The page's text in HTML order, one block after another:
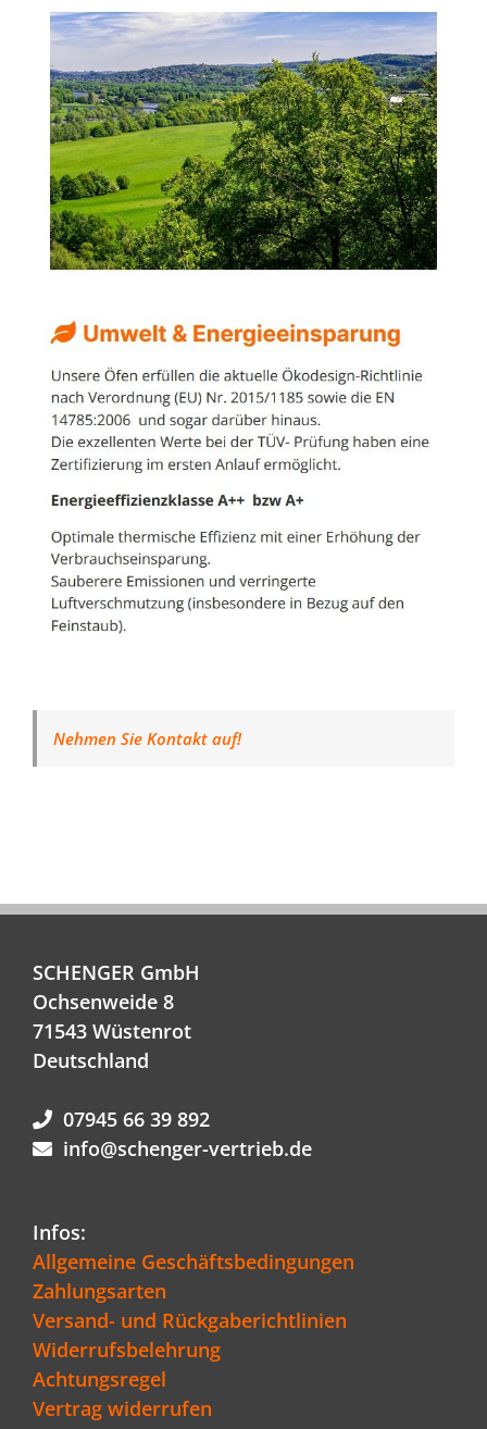
Nehmen Sie Kontakt auf!
SCHENGER GmbH
Ochsenweide 8
71543 Wüstenrot
Deutschland
07945 66 39 892
info@schenger-vertrieb.de
Infos:
Allgemeine Geschäftsbedingungen
Zahlungsarten
Versand- und Rückgaberichtlinien
Widerrufsbelehrung
Achtungsregel
Vertrag widerrufen